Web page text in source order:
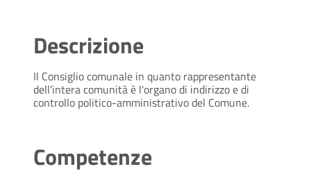
Descrizione
Il Consiglio comunale in quanto rappresentante
dell’intera comunità è l'organo di indirizzo e di
controllo politico-amministrativo del Comune.
Competenze